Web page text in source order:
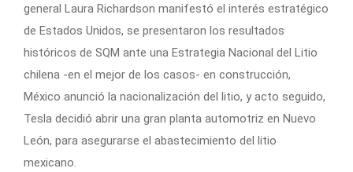
general Laura Richardson manifestó el interés estratégico
de Estados Unidos, se presentaron los resultados
históricos de SQM ante una Estrategia Nacional del Litio
chilena -en el mejor de los casos- en construcción,
México anunció la nacionalización del litio, y acto seguido,
Tesla decidió abrir una gran planta automotriz en Nuevo
León, para asegurarse el abastecimiento del litio
mexicano.